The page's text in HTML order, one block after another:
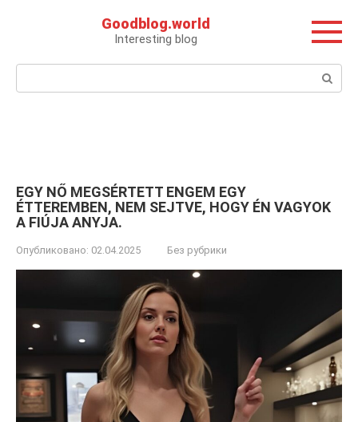
Goodblog.world
Interesting blog
Поиск:
EGY NŐ MEGSÉRTETT ENGEM EGY
ÉTTEREMBEN, NEM SEJTVE, HOGY ÉN VAGYOK
A FIÚJA ANYJA.
Опубликовано: 02.04.2025 Без рубрики